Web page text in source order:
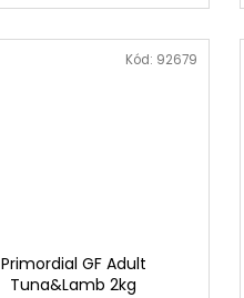
Primordial GF Adult
Tuna&Lamb 2kg
Kód: 92679